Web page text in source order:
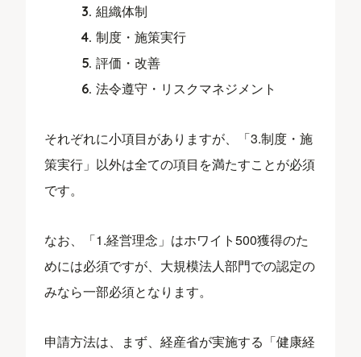
組織体制
制度・施策実行
評価・改善
法令遵守・リスクマネジメント
それぞれに小項目がありますが、「3.制度・施
策実行」以外は全ての項目を満たすことが必須
です。
なお、「1.経営理念」はホワイト500獲得のた
めには必須ですが、大規模法人部門での認定の
みなら一部必須となります。
申請方法は、まず、経産省が実施する「健康経